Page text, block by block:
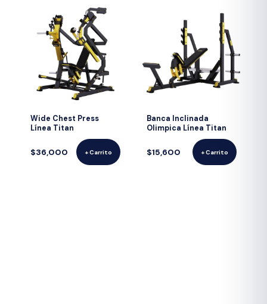
Wide Chest Press
Línea Titan
$36,000 + Carrito
Banca Inclinada
Olimpica Línea Titan
$15,600 + Carrito